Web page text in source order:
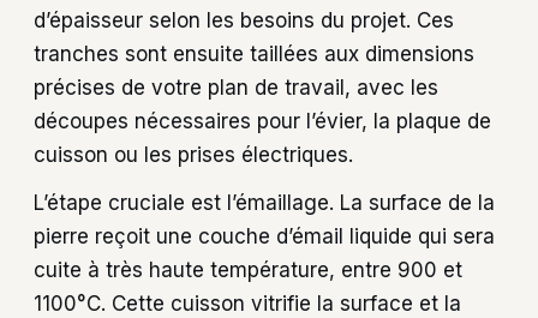
d’épaisseur selon les besoins du projet. Ces
tranches sont ensuite taillées aux dimensions
précises de votre plan de travail, avec les
découpes nécessaires pour l’évier, la plaque de
cuisson ou les prises électriques.
L’étape cruciale est l’émaillage. La surface de la
pierre reçoit une couche d’émail liquide qui sera
cuite à très haute température, entre 900 et
1100°C. Cette cuisson vitrifie la surface et la